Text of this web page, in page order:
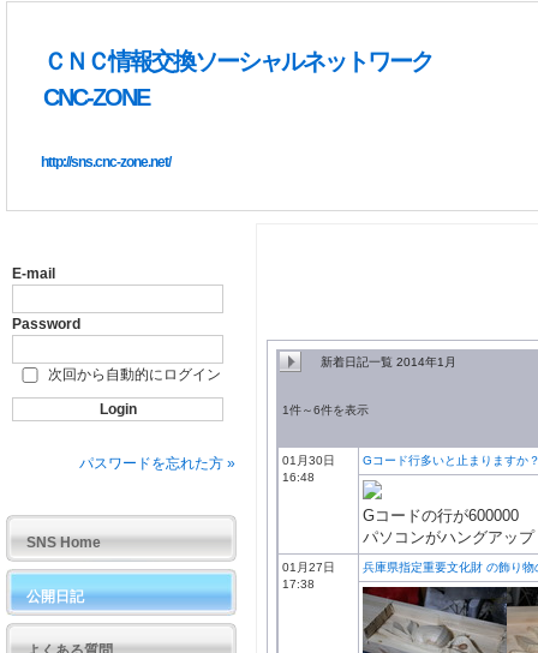
ＣＮＣ情報交換ソーシャルネットワーク
CNC-ZONE
http://sns.cnc-zone.net/
E-mail
Password
次回から自動的にログイン
パスワードを忘れた方 »
SNS Home
公開日記
新着日記一覧 2014年1月
1件～6件を表示
01月30日
16:48
Gコード行多いと止まりますか
Gコードの行が600000
パソコンがハングアップ
01月27日
17:38
兵庫県指定重要文化財 の飾り物